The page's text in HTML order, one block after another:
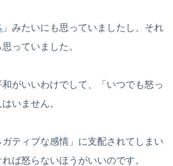
」みたいにも思っていましたし、それ
っていました。
がいいわけでして、「いつでも怒っ
いません。
ティブな感情」に支配されてしまい
ば怒らないほうがいいのです。